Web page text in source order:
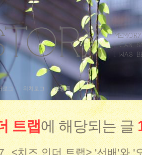
로그 위치로그 방명록
트랩에 해당되는 글
<치즈 인더 트랩> '선배'와 '